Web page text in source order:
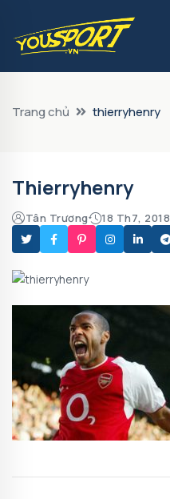
Trang chủ thierryhenry
Thierryhenry
Tân Trương 18 Th7, 2018